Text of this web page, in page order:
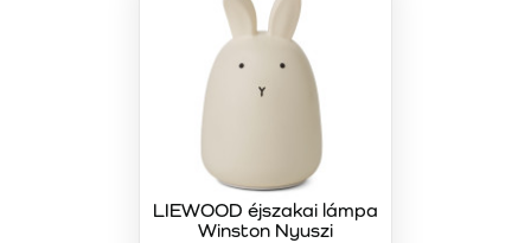
LIEWOOD éjszakai lámpa
Winston Nyuszi